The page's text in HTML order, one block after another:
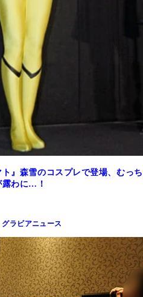
』森雪のコスプレで登場、むっち
露わに…！
グラビアニュース